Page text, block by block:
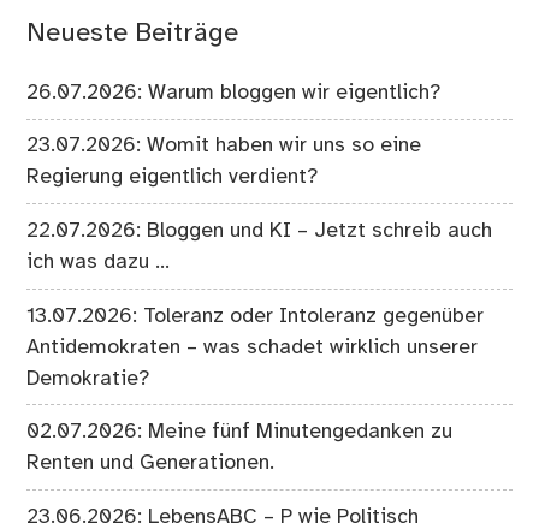
Neueste Beiträge
26.07.2026: Warum bloggen wir eigentlich?
23.07.2026: Womit haben wir uns so eine
Regierung eigentlich verdient?
22.07.2026: Bloggen und KI – Jetzt schreib auch
ich was dazu …
13.07.2026: Toleranz oder Intoleranz gegenüber
Antidemokraten – was schadet wirklich unserer
Demokratie?
02.07.2026: Meine fünf Minutengedanken zu
Renten und Generationen.
23.06.2026: LebensABC – P wie Politisch